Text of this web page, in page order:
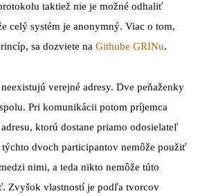
taktiež nie je možné odhaliť
celý systém je anonymný. Viac o tom,
sa dozviete na Githube GRINu.
verejné adresy. Dve peňaženky
Pri komunikácii potom príjemca
ktorú dostane priamo odosielateľ
dvoch participantov nemôže použiť
nimi, a teda nikto nemôže túto
Zvyšok vlastností je podľa tvorcov